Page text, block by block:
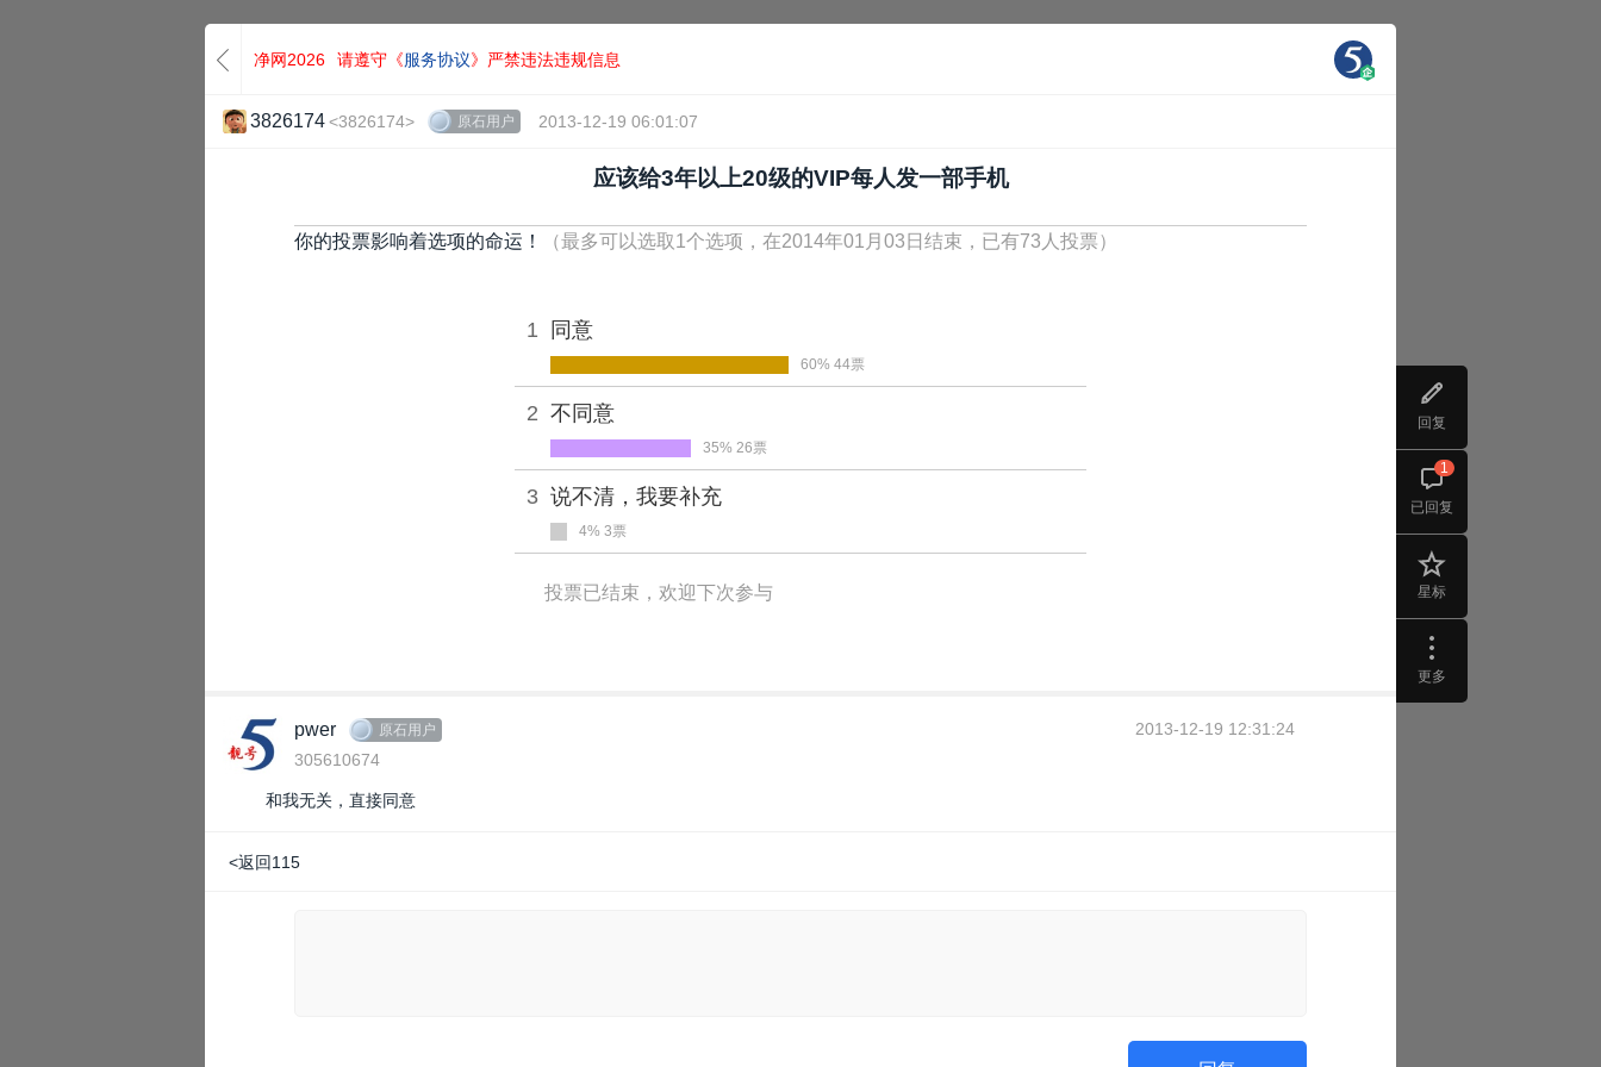
回复
已回复
1
星标
更多
净网2026 请遵守《服务协议》严禁违法违规信息
3826174<3826174> 原石用户 2013-12-19 06:01:07
应该给3年以上20级的VIP每人发一部手机
你的投票影响着选项的命运！ （最多可以选取1个选项，在2014年01月03日结束，已有73人投票）
1 同意
60% 44票
2 不同意
35% 26票
3 说不清，我要补充
4% 3票
投票已结束，欢迎下次参与
pwer 原石用户
305610674
2013-12-19 12:31:24
和我无关，直接同意
<返回115